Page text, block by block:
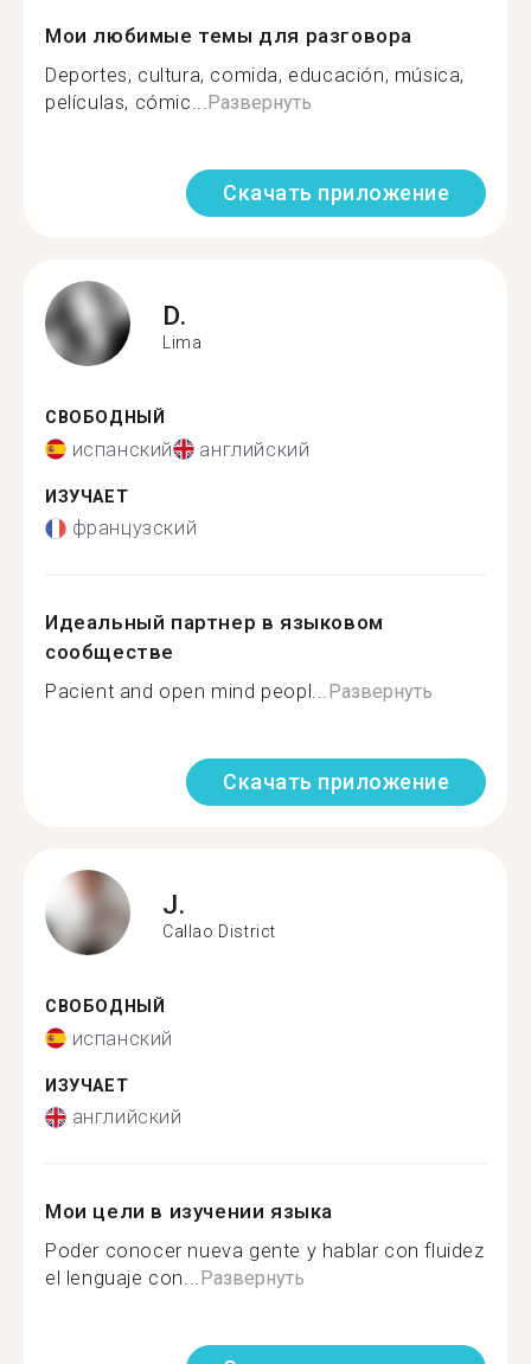
Мои любимые темы для разговора
Deportes, cultura, comida, educación, música,
películas, cómic...Развернуть
Скачать приложение
D.
Lima
СВОБОДНЫЙ
испанский английский
ИЗУЧАЕТ
французский
Идеальный партнер в языковом
сообществе
Pacient and open mind peopl...Развернуть
Скачать приложение
J.
Callao District
СВОБОДНЫЙ
испанский
ИЗУЧАЕТ
английский
Мои цели в изучении языка
Poder conocer nueva gente y hablar con fluidez
el lenguaje con...Развернуть